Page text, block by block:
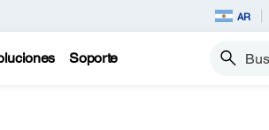
AR
Soporte Buscar